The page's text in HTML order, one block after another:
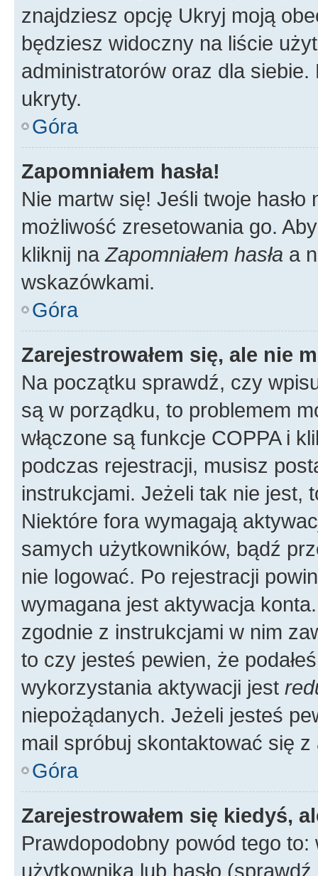
znajdziesz opcję Ukryj moją
będziesz widoczny na liście
administratorów oraz dla
ukryty.
Góra
Zapomniałem hasła!
Nie martw się! Jeśli twoje
możliwość zresetowania go.
kliknij naZapomniałem hasła a
wskazówkami.
Góra
Zarejestrowałem się, ale nie
Na początku sprawdź, czy
są w porządku, to problemem
włączone są funkcje COPPA i
podczas rejestracji, musisz
instrukcjami. Jeżeli tak nie jest,
Niektóre fora wymagają
samych użytkowników, bądź
nie logować. Po rejestracji
wymagana jest aktywacja
zgodnie z instrukcjami w nim
to czy jesteś pewien, że
wykorzystania aktywacji jest
niepożądanych. Jeżeli jesteś
mail spróbuj skontaktować się
Góra
Zarejestrowałem się kiedyś,
Prawdopodobny powód tego to:
użytkownika lub hasło